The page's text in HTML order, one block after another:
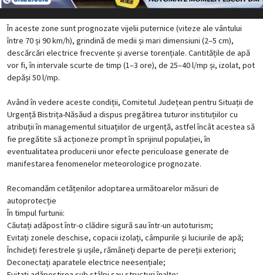
În aceste zone sunt prognozate vijelii puternice (viteze ale vântului
între 70 și 90 km/h), grindină de medii și mari dimensiuni (2–5 cm),
descărcări electrice frecvente și averse torențiale. Cantitățile de apă
vor fi, în intervale scurte de timp (1–3 ore), de 25–40 l/mp și, izolat, pot
depăși 50 l/mp.
Având în vedere aceste condiții, Comitetul Județean pentru Situații de
Urgență Bistrița-Năsăud a dispus pregătirea tuturor instituțiilor cu
atribuții în managementul situațiilor de urgență, astfel încât acestea să
fie pregătite să acționeze prompt în sprijinul populației, în
eventualitatea producerii unor efecte periculoase generate de
manifestarea fenomenelor meteorologice prognozate.
Recomandăm cetățenilor adoptarea următoarelor măsuri de
autoprotecție
În timpul furtunii:
Căutați adăpost într-o clădire sigură sau într-un autoturism;
Evitați zonele deschise, copacii izolați, câmpurile și luciurile de apă;
Închideți ferestrele și ușile, rămâneți departe de pereții exteriori;
Deconectați aparatele electrice neesențiale;